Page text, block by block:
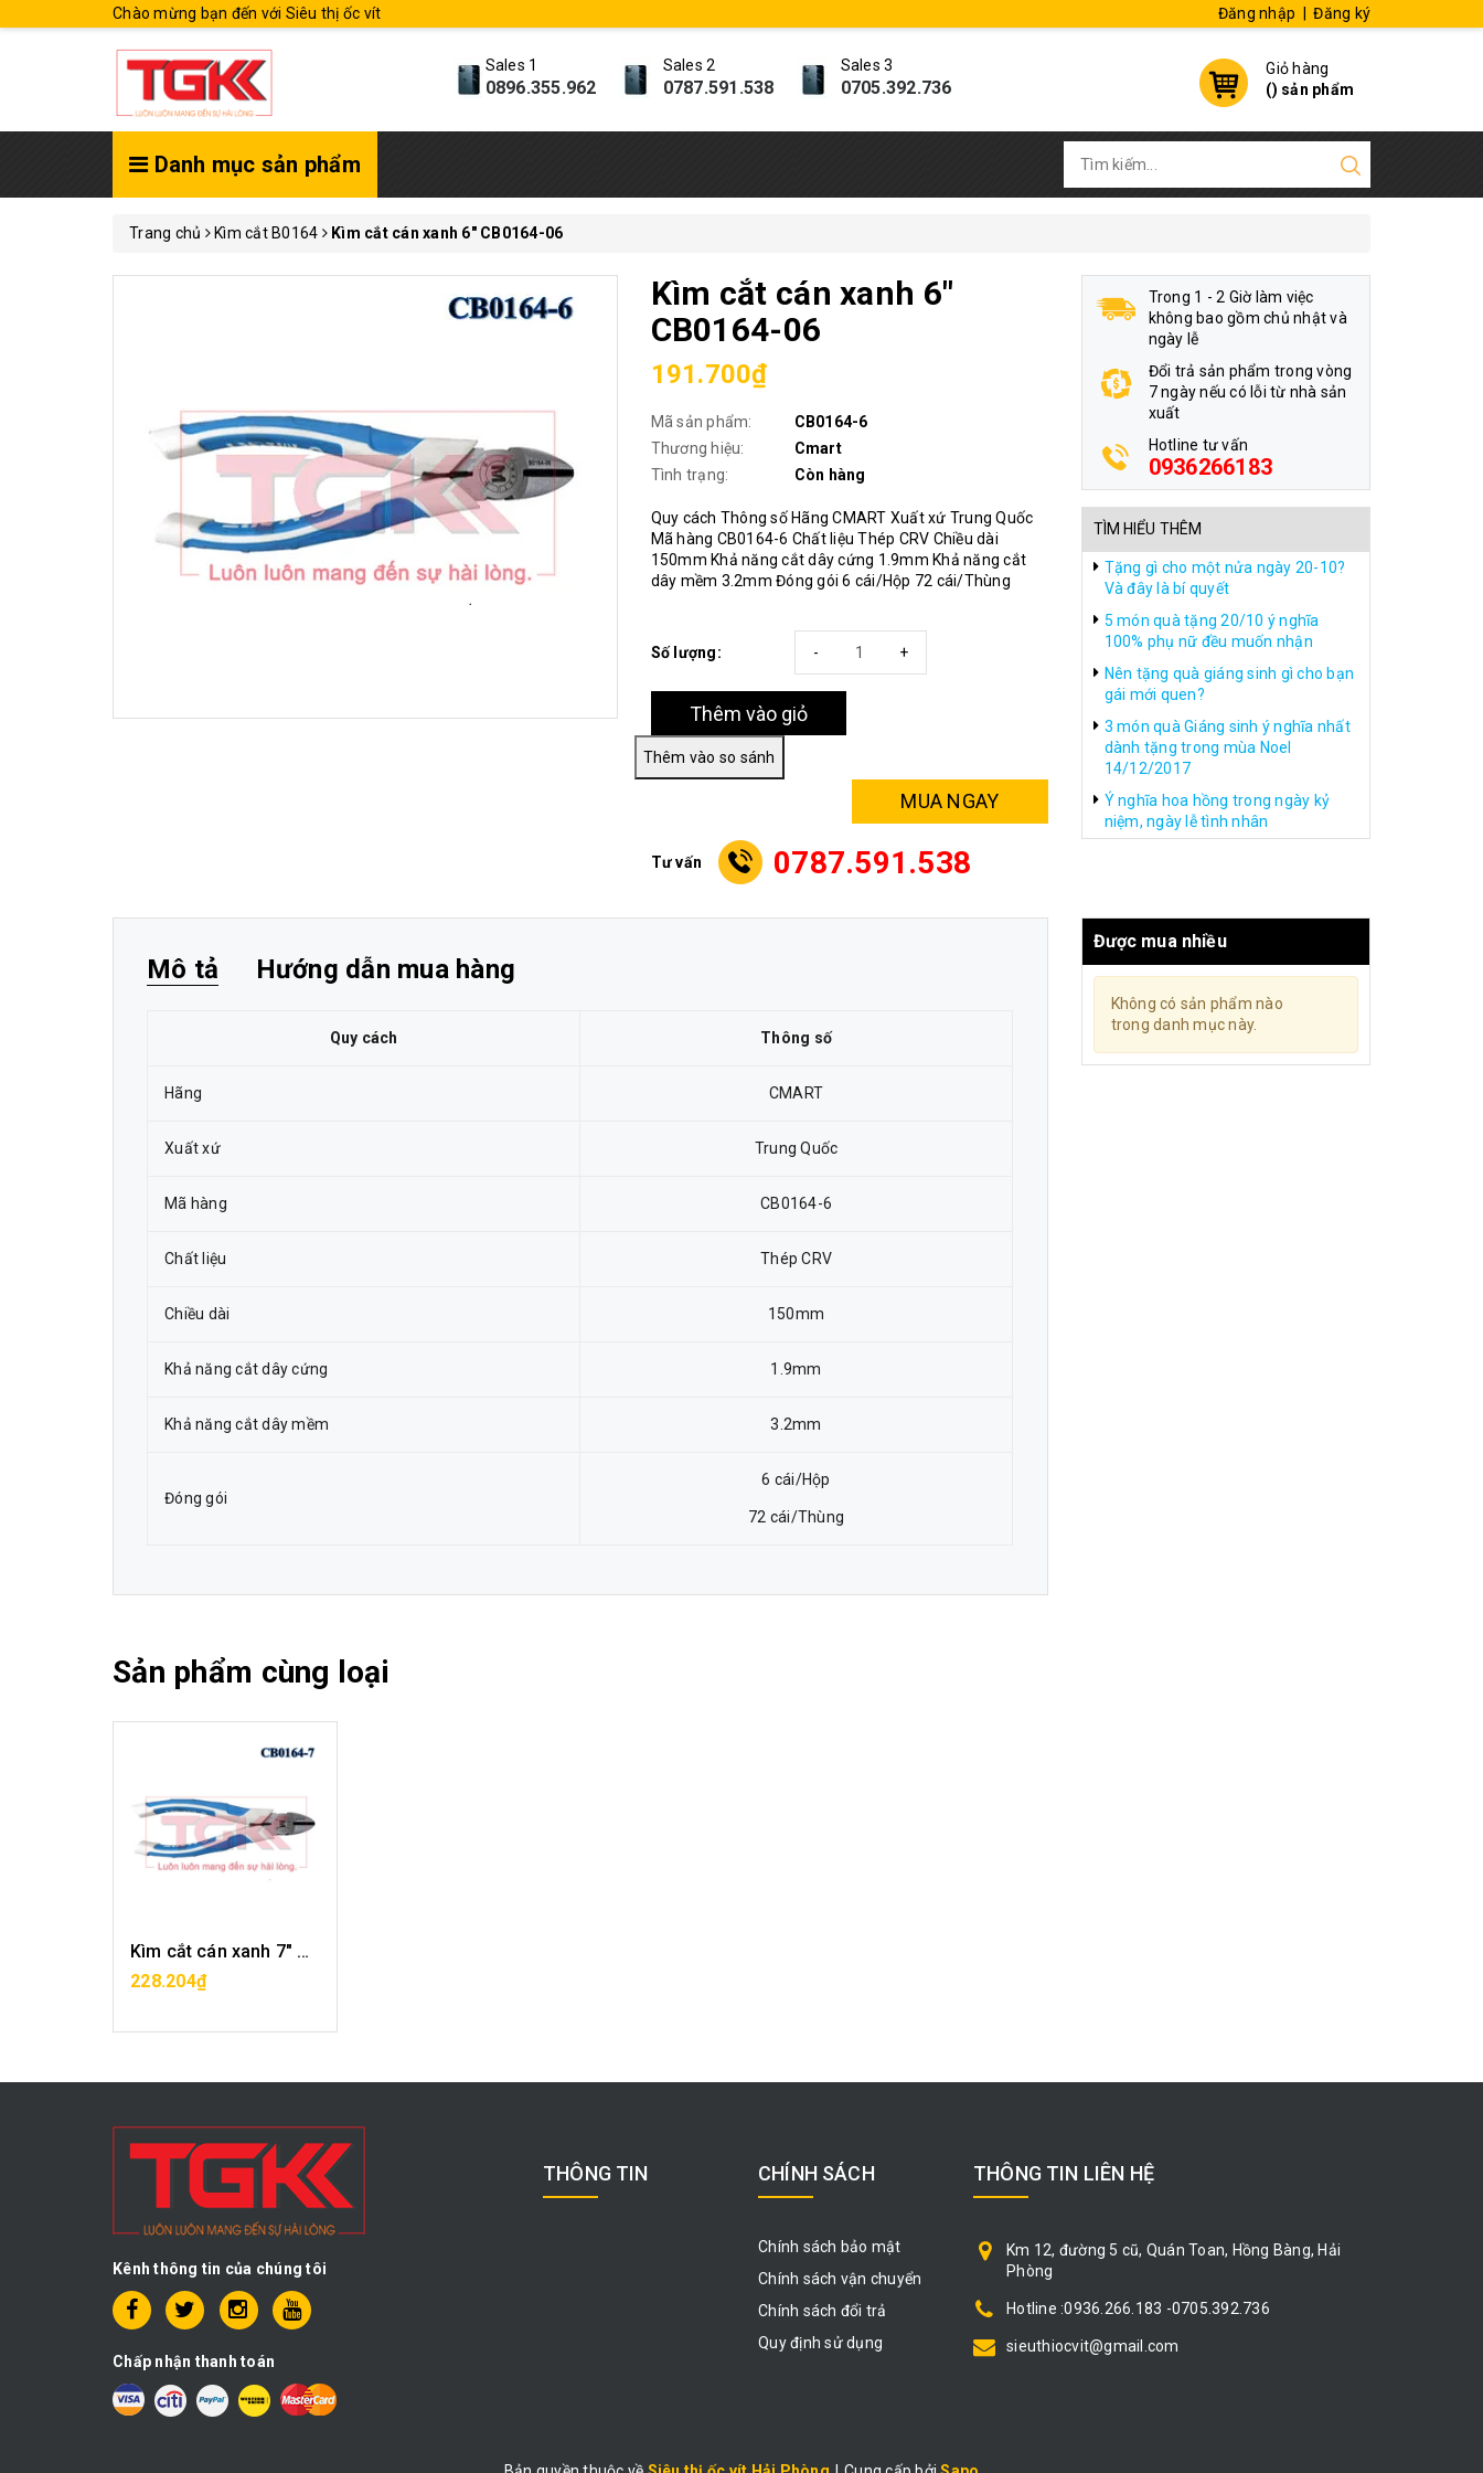
Chào mừng bạn đến với Siêu thị ốc vít Đăng nhập Đăng ký
Sales 1
0896.355.962
Sales 2
0787.591.538
Sales 3
0705.392.736
Giỏ hàng
() sản phẩm
Danh mục sản phẩm
Trang chủ Kìm cắt B0164 Kìm cắt cán xanh 6" CB0164-06
Kìm cắt cán xanh 6"
CB0164-06
191.700₫
Mã sản phẩm:
CB0164-6
Thương hiệu:
Cmart
Tình trạng:
Còn hàng
Quy cách Thông số Hãng CMART Xuất xứ Trung Quốc
Mã hàng CB0164-6 Chất liệu Thép CRV Chiều dài
150mm Khả năng cắt dây cứng 1.9mm Khả năng cắt
dây mềm 3.2mm Đóng gói 6 cái/Hộp 72 cái/Thùng
Số lượng: +
-
Thêm vào giỏ
MUA NGAY
Tư vấn 0787.591.538
Trong 1 - 2 Giờ làm việc
không bao gồm chủ nhật và
ngày lễ
Đổi trả sản phẩm trong vòng
7 ngày nếu có lỗi từ nhà sản
xuất
Hotline tư vấn
0936266183
TÌM HIỂU THÊM
Tặng gì cho một nửa ngày 20-10?
Và đây là bí quyết
5 món quà tặng 20/10 ý nghĩa
100% phụ nữ đều muốn nhận
Nên tặng quà giáng sinh gì cho bạn
gái mới quen?
3 món quà Giáng sinh ý nghĩa nhất
dành tặng trong mùa Noel
14/12/2017
Ý nghĩa hoa hồng trong ngày kỷ
niệm, ngày lễ tình nhân
Mô tả Hướng dẫn mua hàng
Quy cách Thông số
Hãng CMART
Xuất xứ Trung Quốc
Mã hàng CB0164-6
Chất liệu Thép CRV
Chiều dài 150mm
Khả năng cắt dây cứng 1.9mm
Khả năng cắt dây mềm 3.2mm
Đóng gói
6 cái/Hộp
72 cái/Thùng
Được mua nhiều
Không có sản phẩm nào
trong danh mục này.
Sản phẩm cùng loại
Kìm cắt cán xanh 7" CB0164-07
228.204₫
Kênh thông tin của chúng tôi
Chấp nhận thanh toán
THÔNG TIN CHÍNH SÁCH
Chính sách bảo mật
Chính sách vận chuyển
Chính sách đổi trả
Quy định sử dụng
THÔNG TIN LIÊN HỆ
Km 12, đường 5 cũ, Quán Toan, Hồng Bàng, Hải
Phòng
Hotline :0936.266.183 -0705.392.736
sieuthiocvit@gmail.com